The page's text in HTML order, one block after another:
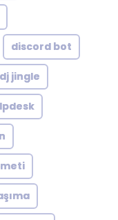
discord bot
dj jingle